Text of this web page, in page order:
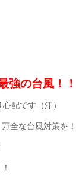
強の台風！！
配です（汗）
全な台風対策を！